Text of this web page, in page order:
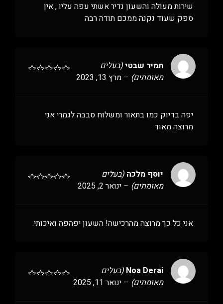
שירות מעולה והשעון נדיר אשתי עפה עליו , אין
ספק שעוד נקנה ממכם תודה רבה
תמיר שבטי(בעלים
מאומתים) – מרץ 13, 2023
יפה בדיוק כמו בתאור ומשלוח סבבה לגמרי אני
מרוצה מאוד
יוסף מלכה (בעלים
מאומתים) – ינואר 2, 2025
אני כל כך מרוצה מהרכישה! השעון יפהפה ואיכותי.
Noa Derai (בעלים
מאומתים) – ינואר 11, 2025